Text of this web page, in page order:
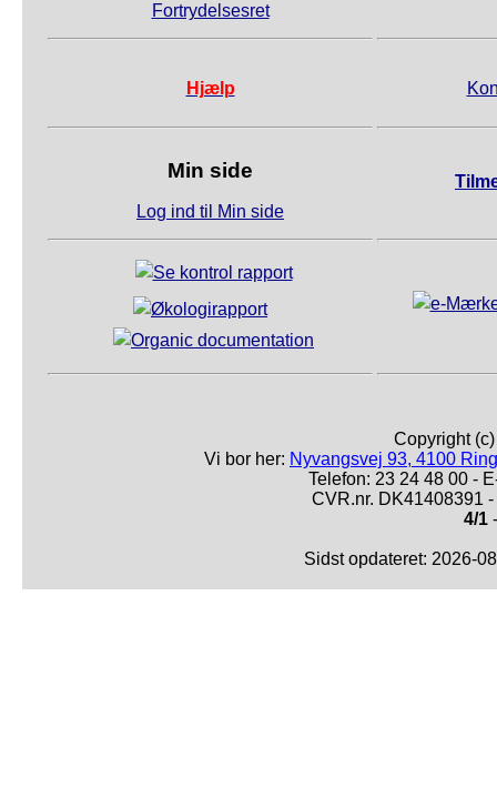
Fortrydelsesret
Hjælp
Min side
Log ind til Min side
Copyright
Vi bor her: Nyvangsvej 93, 4100
Telefon: 23 24 48 00 -
CVR.nr. DK41408391
4/1
Sidst opdateret: 2026-